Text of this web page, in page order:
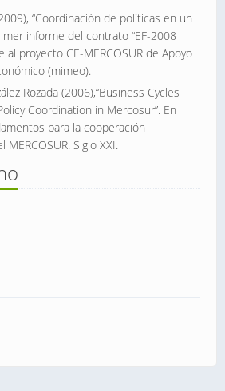
“Coordinación de políticas en un
informe del contrato “EF-2008
al proyecto CE-MERCOSUR de Apoyo
(mimeo).
Rozada (2006),“Business Cycles
Coordination in Mercosur”. En
para la cooperación
Siglo XXI.